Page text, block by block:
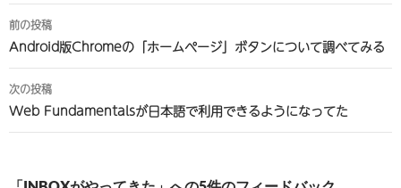
投
稿
ナ
ビ
ゲ
ー
前の投稿
Android版Chromeの「ホームページ」ボタンについて調べてみる
次の投稿
Web Fundamentalsが日本語で利用できるようになってた